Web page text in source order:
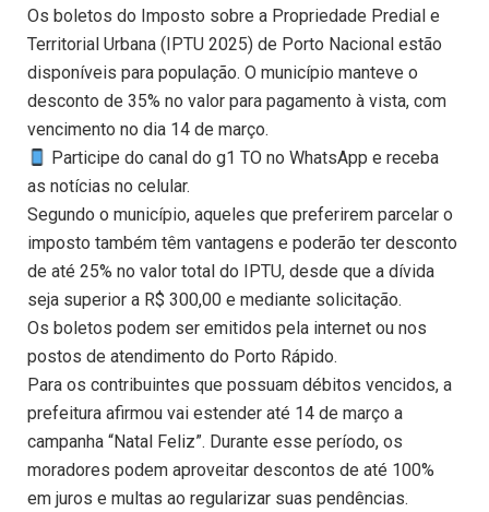
Os boletos do Imposto sobre a Propriedade Predial e
Territorial Urbana (IPTU 2025) de Porto Nacional estão
disponíveis para população. O município manteve o
desconto de 35% no valor para pagamento à vista, com
vencimento no dia 14 de março.
Participe do canal do g1 TO no WhatsApp e receba
as notícias no celular.
Segundo o município, aqueles que preferirem parcelar o
imposto também têm vantagens e poderão ter desconto
de até 25% no valor total do IPTU, desde que a dívida
seja superior a R$ 300,00 e mediante solicitação.
Os boletos podem ser emitidos pela internet ou nos
postos de atendimento do Porto Rápido.
Para os contribuintes que possuam débitos vencidos, a
prefeitura afirmou vai estender até 14 de março a
campanha “Natal Feliz”. Durante esse período, os
moradores podem aproveitar descontos de até 100%
em juros e multas ao regularizar suas pendências.